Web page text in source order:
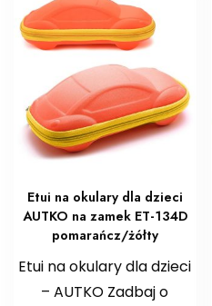
Etui na okulary dla dzieci
AUTKO na zamek ET-134D
pomarańcz/żółty
Etui na okulary dla dzieci
– AUTKO Zadbaj o